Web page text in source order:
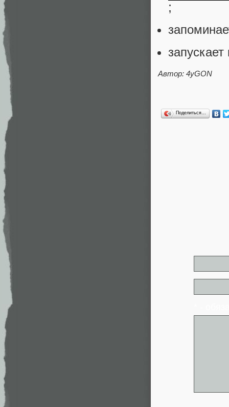
;
Автор: 4yGON
Поделиться…